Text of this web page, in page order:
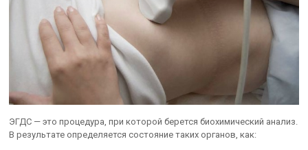
ЭГДС — это процедура, при которой берется биохимический анализ.
В результате определяется состояние таких органов, как: